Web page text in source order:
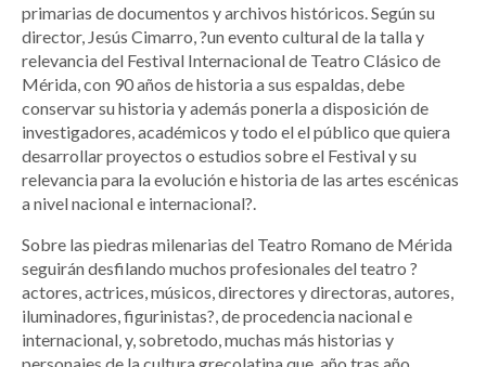
primarias de documentos y archivos históricos. Según su
director, Jesús Cimarro, ?un evento cultural de la talla y
relevancia del Festival Internacional de Teatro Clásico de
Mérida, con 90 años de historia a sus espaldas, debe
conservar su historia y además ponerla a disposición de
investigadores, académicos y todo el el público que quiera
desarrollar proyectos o estudios sobre el Festival y su
relevancia para la evolución e historia de las artes escénicas
a nivel nacional e internacional?.
Sobre las piedras milenarias del Teatro Romano de Mérida
seguirán desfilando muchos profesionales del teatro ?
actores, actrices, músicos, directores y directoras, autores,
iluminadores, figurinistas?, de procedencia nacional e
internacional, y, sobretodo, muchas más historias y
personajes de la cultura grecolatina que, año tras año,